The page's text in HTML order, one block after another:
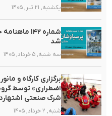
یکشنبه, ۲۱ تیر, ۱۴۰۵
شماره ۱۴۲
شد
سه شنبه, ۵ خرداد, ۱۴۰۵
برگزاری کارگاه و
اضطراری» توسط
شرک صنعتی اشتهارد
شنبه, ۲ خرداد, ۱۴۰۵